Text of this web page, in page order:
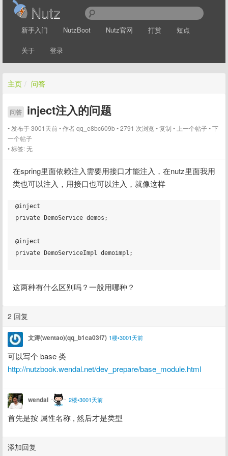
Nutz
新手入门 NutzBoot Nutz官网 打赏 短点
关于 登录
主页 / 问答
问答 inject注入的问题
发布于 3001天前 作者qq_e8bc609b 2791 次浏览 复制 上一个帖子 下
一个帖子
标签:无
在spring里面依赖注入需要用接口才能注入，在nutz里面我用
类也可以注入，用接口也可以注入，就像这样
@inject
private DemoService demos;
@inject
private DemoServiceImpl demoimpl;
这两种有什么区别吗？一般用哪种？
2 回复
文涛(wentao)(qq_b1ca03f7) 1楼•3001天前
http://nutzbook.wendal.net/dev_prepare/base_module.html
wendal 2楼•3001天前
首先是按 属性名称 , 然后才是类型
添加回复